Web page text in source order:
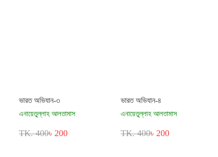
ভারত অভিযান-৩
এনায়েতুল্লাহ আলতামাস
TK. 400৳ 200
ভারত অভিযান-৪
এনায়েতুল্লাহ আলতামাস
TK. 400৳ 200